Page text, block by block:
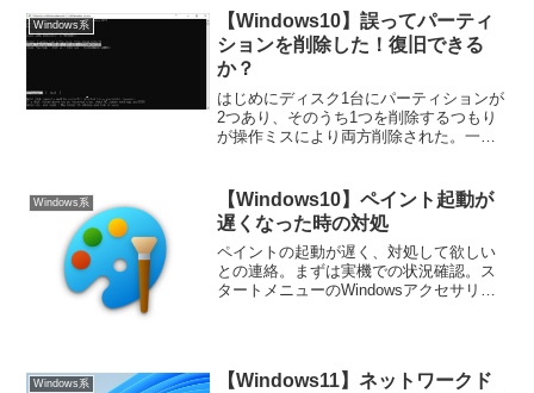
Windows系
【Windows10】誤ってパーティ
ションを削除した！復旧できる
か？
はじめにディスク1台にパーティションが
2つあり、そのうち1つを削除するつもり
が操作ミスにより両方削除された。一応
ィションの復旧と共に、データを救出を
パーティション復活ツ...
Windows系
【Windows10】ペイント起動が
遅くなった時の対処
ペイントの起動が遅く、対処して欲しい
との連絡。まずは実機での状況確認。ス
タートメニューのWindowsアクセサリ内
動するって感じ・...
Windows系
【Windows11】ネットワークド